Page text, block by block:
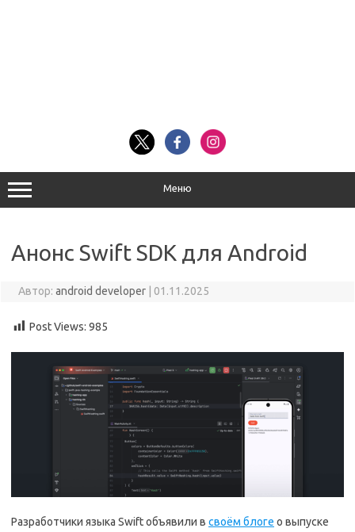
Меню
Анонс Swift SDK для Android
Автор: android developer 01.11.2025
Post Views: 985
Разработчики языка Swift объявили в своём блоге о выпуске